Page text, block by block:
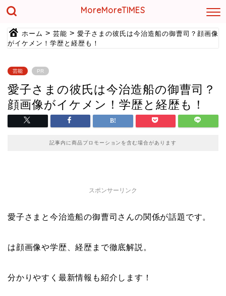
MoreMoreTIMES
ホーム > 芸能 > 愛子さまの彼氏は今治造船の御曹司？顔画像
がイケメン！学歴と経歴も！
芸能 PR
愛子さまの彼氏は今治造船の御曹司？
顔画像がイケメン！学歴と経歴も！
記事内に商品プロモーションを含む場合があります
スポンサーリンク
愛子さまと今治造船の御曹司さんの関係が話題です。
は顔画像や学歴、経歴まで徹底解説。
分かりやすく最新情報も紹介します！